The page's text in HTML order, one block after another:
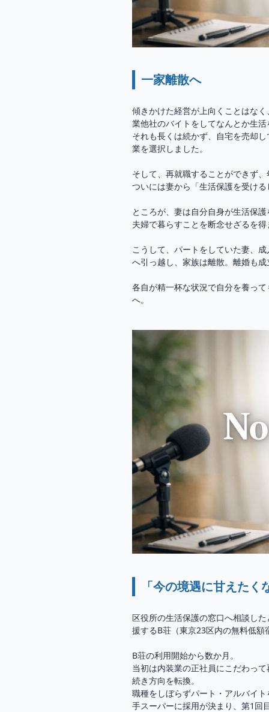
一家離散へ
傾きかけた経営が上向くことはな
業他社のバイトをしてなんとか生
それも長くは続かず、自宅を売却
業を選択しました。
そして、再就職することができず
ついには妻から「生活保護を受け
ところが、妻は自分自身が生活保
夫婦で暮らすことを断念せざるを
こうして、パートをしていた妻、
へ引っ越し、家族は離散。離婚も
各自が精一杯な状況で自分を養っ
へ。
「今の境遇に甘えたく
区役所の生活保護の窓口へ相談し
援するB荘（東京23区内の無料低
B荘の利用開始から数か月。
当初は内装業の正社員にこだわっ
続き方向を転換。
職種をしぼらずパート・アルバイ
手スーパーに採用が決まり、第1回